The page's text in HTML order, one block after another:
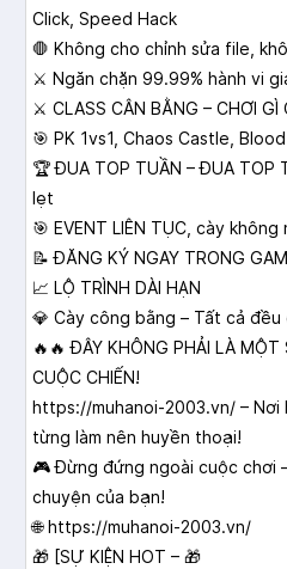
Click, Speed Hack
🛑 Không cho chỉnh sửa file,
⚔️ Ngăn chặn 99.99% hành vi
⚔️ CLASS CÂN BẰNG – CHƠI GÌ
🎯 PK 1vs1, Chaos Castle,
🏆 ĐUA TOP TUẦN – ĐUA TOP
lẹt
🎯 EVENT LIÊN TỤC, cày
📝 ĐĂNG KÝ NGAY TRONG
📈 LỘ TRÌNH DÀI HẠN
💎 Cày công bằng – Tất cả
🔥🔥 ĐÂY KHÔNG PHẢI LÀ MỘT
CUỘC CHIẾN!
https://muhanoi-2003.vn/ – Nơi
từng làm nên huyền thoại!
🎮 Đừng đứng ngoài cuộc chơi
chuyện của bạn!
🌐 https://muhanoi-2003.vn/
🎁 [SỰ KIỆN HOT – 🎁